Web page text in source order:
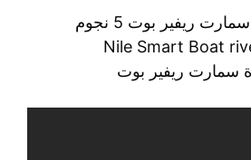
ريفير بوت 5 نجوم
Nile Smart Boat
سمارت ريفير بوت